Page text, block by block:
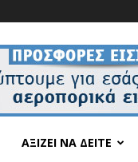
ΑΞΊΖΕΙ ΝΑ ΔΕΊΤΕ